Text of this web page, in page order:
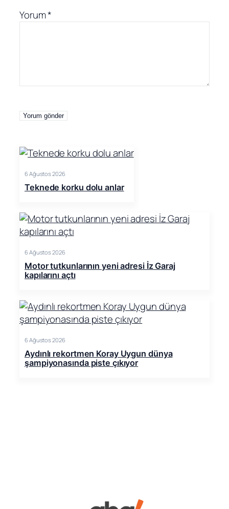
Yorum*
6 Ağustos 2026
Teknede korku dolu anlar
6 Ağustos 2026
Motor tutkunlarının yeni adresi İz Garaj
kapılarını açtı
6 Ağustos 2026
Aydınlı rekortmen Koray Uygun dünya
şampiyonasında piste çıkıyor